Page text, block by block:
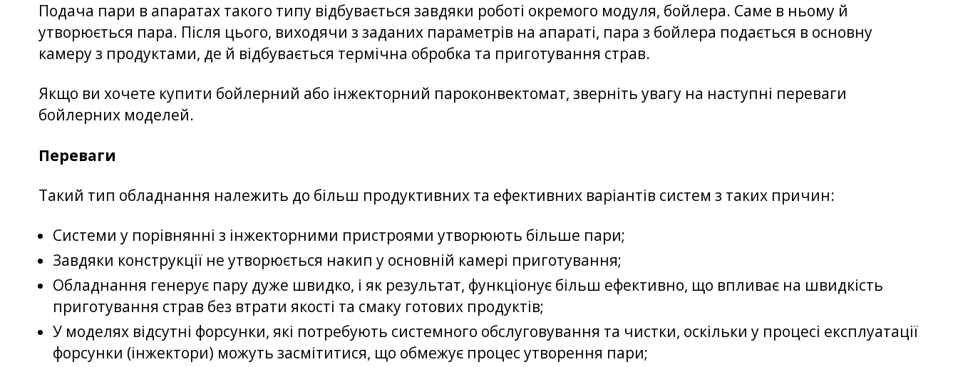
Подача пари в апаратах такого типу відбувається завдяки роботі окремого модуля, бойлера. Саме в ньому й
утворюється пара. Після цього, виходячи з заданих параметрів на апараті, пара з бойлера подається в основну
камеру з продуктами, де й відбувається термічна обробка та приготування страв.
Якщо ви хочете купити бойлерний або інжекторний пароконвектомат, зверніть увагу на наступні переваги
бойлерних моделей.
Переваги
Такий тип обладнання належить до більш продуктивних та ефективних варіантів систем з таких причин:
Системи у порівнянні з інжекторними пристроями утворюють більше пари;
Завдяки конструкції не утворюється накип у основній камері приготування;
Обладнання генерує пару дуже швидко, і як результат, функціонує більш ефективно, що впливає на швидкість
приготування страв без втрати якості та смаку готових продуктів;
У моделях відсутні форсунки, які потребують системного обслуговування та чистки, оскільки у процесі експлуатації
форсунки (інжектори) можуть засмітитися, що обмежує процес утворення пари;